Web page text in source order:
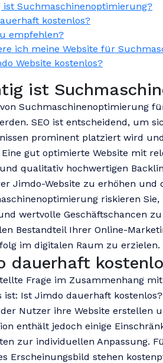
ist Suchmaschinenoptimierung?
kostenlos?
empfehlen?
ich meine Website für
Website kostenlos?
ist
Suchmaschinenoptimierung
SEO ist entscheidend, um
prominent platziert wird
gut optimierte Website mit
qualitativ hochwertigen
Jimdo-Website zu erhöhen und
riskieren
wertvolle Geschäftschancen
Bestandteil Ihrer Online-
im digitalen Raum zu erzielen.
dauerhaft
Frage im Zusammenhang
ist: Ist Jimdo dauerhaft
Nutzer ihre Website erstellen
enthält jedoch einige
zur individuellen Anpassung.
Erscheinungsbild stehen